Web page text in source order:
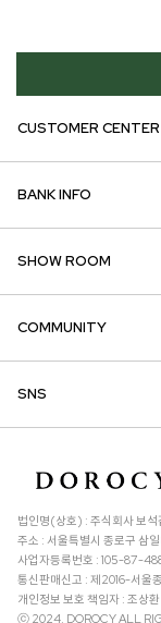
CUSTOMER CENTER
BANK INFO
SHOW ROOM
COMMUNITY
SNS
법인명(상호) : 주식회사 보
주소 : 서울특별시 종로구 삼
사업자등록번호 : 105-87-
통신판매신고 : 제2016-서울
개인정보 보호 책임자 : 조상환
ⓒ 2024. DOROCY ALL